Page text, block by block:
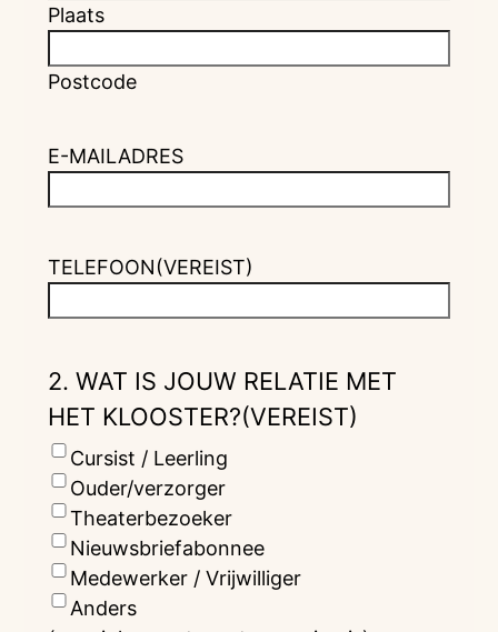
Plaats
Postcode
E-MAILADRES
TELEFOON(VEREIST)
2. WAT IS JOUW RELATIE MET
HET KLOOSTER?(VEREIST)
Cursist / Leerling
Ouder/verzorger
Theaterbezoeker
Nieuwsbriefabonnee
Medewerker / Vrijwilliger
Anders